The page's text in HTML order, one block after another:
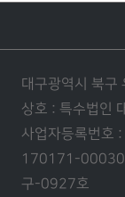
대구광역시 북
상호 : 특수법인
사업자등록번
170171-
구-0927호